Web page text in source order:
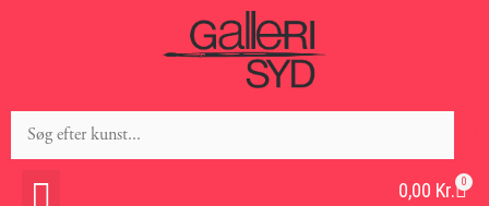
0,00 Kr. 0